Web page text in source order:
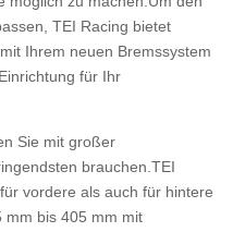
TEI Racing bietet
Ihrem neuen Bremssystem
für Ihr
Sie mit großer
brauchen.TEI
vordere als auch für hintere
mm bis 405 mm mit